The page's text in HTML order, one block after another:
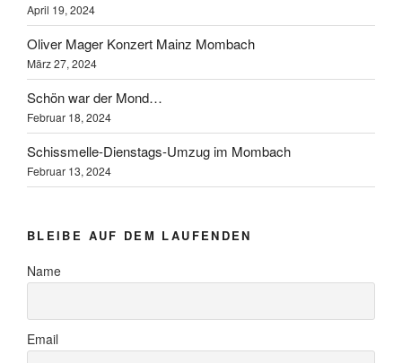
April 19, 2024
Oliver Mager Konzert Mainz Mombach
März 27, 2024
Schön war der Mond…
Februar 18, 2024
Schissmelle-Dienstags-Umzug im Mombach
Februar 13, 2024
BLEIBE AUF DEM LAUFENDEN
Name
Email